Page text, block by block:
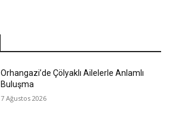
Orhangazi’de Çölyaklı Ailelerle Anlamlı
Buluşma
7 Ağustos 2026